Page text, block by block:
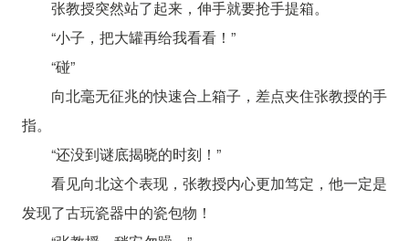
张教授突然站了起来，伸手就要抢手提箱。
“小子，把大罐再给我看看！”
“碰”
向北毫无征兆的快速合上箱子，差点夹住张教授的手
指。
“还没到谜底揭晓的时刻！”
看见向北这个表现，张教授内心更加笃定，他一定是
发现了古玩瓷器中的瓷包物！